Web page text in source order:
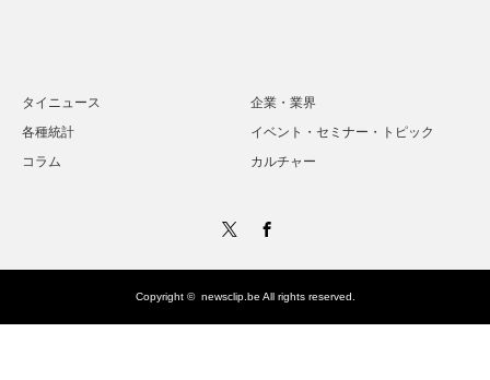
タイニュース
企業・業界
各種統計
イベント・セミナー・トピック
コラム
カルチャー
Copyright © newsclip.be All rights reserved.